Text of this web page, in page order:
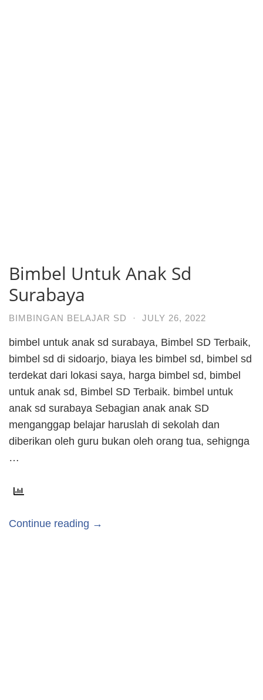
Bimbel Untuk Anak Sd
Surabaya
BIMBINGAN BELAJAR SD · JULY 26, 2022
bimbel untuk anak sd surabaya, Bimbel SD Terbaik,
bimbel sd di sidoarjo, biaya les bimbel sd, bimbel sd
terdekat dari lokasi saya, harga bimbel sd, bimbel
untuk anak sd, Bimbel SD Terbaik. bimbel untuk
anak sd surabaya Sebagian anak anak SD
menganggap belajar haruslah di sekolah dan
diberikan oleh guru bukan oleh orang tua, sehignga
…
Continue reading →